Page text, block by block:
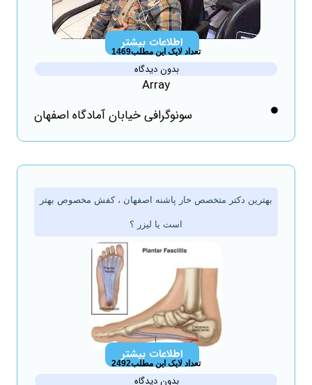
اطلاعات بیشتر
تعداد لایک این مطلب1469
بدون دیدگاه
سونوگرافی خیابان آمادگاه اصفهان
بهترین دکتر متخصص خار پاشنه اصفهان ، کفش مخصوص بهتر
است یا لیزر ؟
اطلاعات بیشتر
تعداد لایک این مطلب2492
بدون دیدگاه